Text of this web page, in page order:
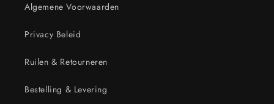
Algemene Voorwaarden
Privacy Beleid
Ruilen & Retourneren
Bestelling & Levering